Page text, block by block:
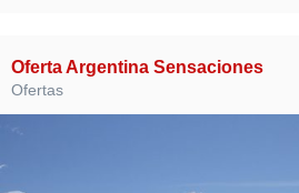
Oferta Argentina Sensaciones
Ofertas